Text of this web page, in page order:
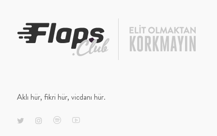
Aklı hür, fikri hür, vicdanı hür.